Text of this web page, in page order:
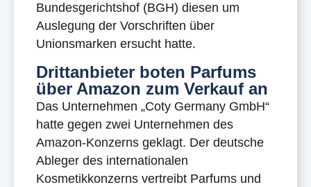
Bundesgerichtshof (BGH) diesen um
Auslegung der Vorschriften über
Unionsmarken ersucht hatte.
Drittanbieter boten Parfums
über Amazon zum Verkauf an
Das Unternehmen „Coty Germany GmbH“
hatte gegen zwei Unternehmen des
Amazon-Konzerns geklagt. Der deutsche
Ableger des internationalen
Kosmetikkonzerns vertreibt Parfums und